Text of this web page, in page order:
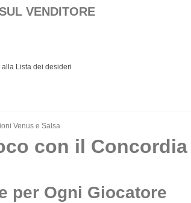
VENDITORE
alla Lista dei desideri
Venus e Salsa
con il
per Ogni Giocatore